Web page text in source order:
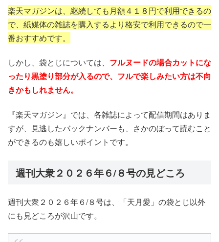
楽天マガジンは、継続しても月額４１８円で利用できるの
で、紙媒体の雑誌を購入するより格安で利用できるので一
番おすすめです。
しかし、袋とじについては、 フルヌードの場合カットにな
ったり黒塗り部分が入るので、フルで楽しみたい方は不向
きかもしれません。
『楽天マガジン』では、各雑誌によって配信期間はありま
すが、見逃したバックナンバーも、さかのぼって読むこと
ができるのも嬉しいポイントです。
週刊大衆２０２６年６/８号の見どころ
週刊大衆２０２６年６/８号は、「天月愛」の袋とじ以外
にも見どころが沢山です。